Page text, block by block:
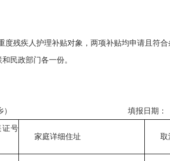
残疾人护理补贴对象，两项补贴均申请且符合
民政部门各一份。
： 镇（乡） 填报日期：
证号
家庭详细住址 取